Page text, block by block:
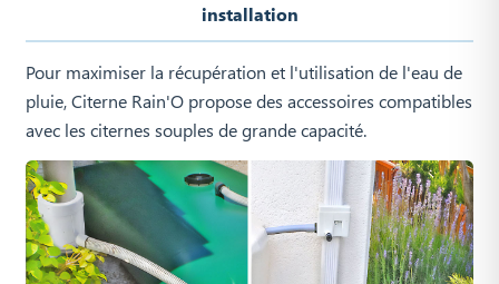
installation
Pour maximiser la récupération et l'utilisation de l'eau de
pluie, Citerne Rain'O propose des accessoires compatibles
avec les citernes souples de grande capacité.